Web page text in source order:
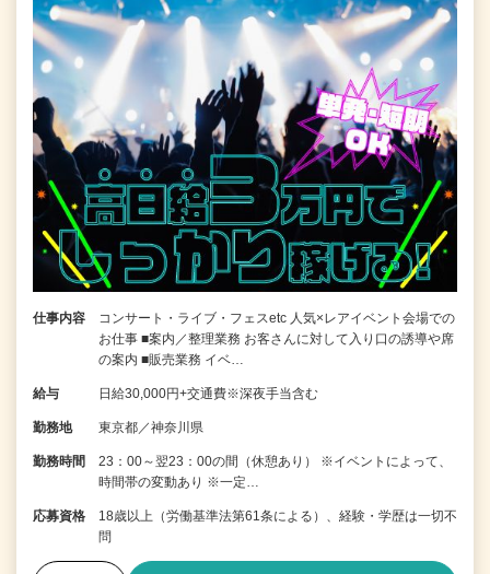
仕事内容
コンサート・ライブ・フェスetc 人気×レアイベント会場での
お仕事 ■案内／整理業務 お客さんに対して入り口の誘導や席
の案内 ■販売業務 イベ…
給与 日給30,000円+交通費※深夜手当含む
勤務地 東京都／神奈川県
勤務時間
23：00～翌23：00の間（休憩あり） ※イベントによって、
時間帯の変動あり ※一定…
応募資格
18歳以上（労働基準法第61条による）、経験・学歴は一切不
問